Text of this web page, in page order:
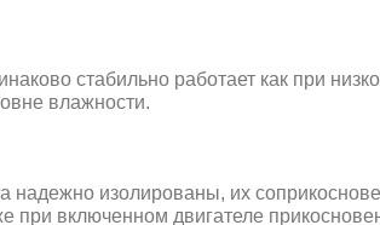
стабильно работает как при
влажности.
надежно изолированы, их
при включенном двигателе